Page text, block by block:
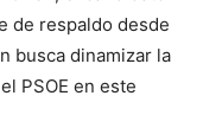
de respaldo desde
busca dinamizar la
PSOE en este